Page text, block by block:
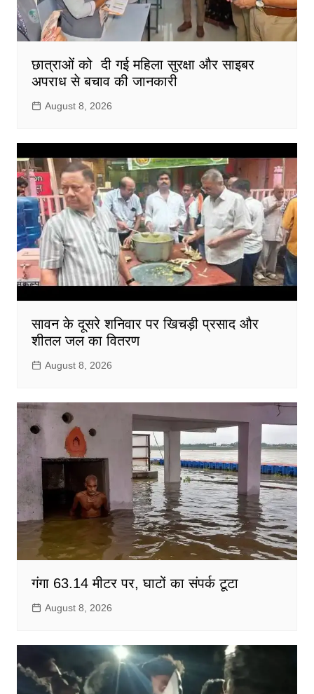
छात्राओं को दी गई महिला सुरक्षा और साइबर
अपराध से बचाव की जानकारी
August 8, 2026
सावन के दूसरे शनिवार पर खिचड़ी प्रसाद और
शीतल जल का वितरण
August 8, 2026
गंगा 63.14 मीटर पर, घाटों का संपर्क टूटा
August 8, 2026